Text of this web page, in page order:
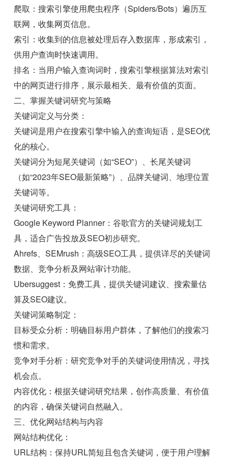
爬取：搜索引擎使用爬虫程序（Spiders/Bots）遍历互
联网，收集网页信息。
索引：收集到的信息被处理后存入数据库，形成索引，
供用户查询时快速调用。
排名：当用户输入查询词时，搜索引擎根据算法对索引
中的网页进行排序，展示最相关、最有价值的页面。
二、掌握关键词研究与策略
关键词定义与分类：
关键词是用户在搜索引擎中输入的查询短语，是SEO优
化的核心。
关键词分为短尾关键词（如“SEO”）、长尾关键词
（如“2023年SEO最新策略”）、品牌关键词、地理位置
关键词等。
关键词研究工具：
Google Keyword Planner：谷歌官方的关键词规划工
具，适合广告投放及SEO初步研究。
Ahrefs、SEMrush：高级SEO工具，提供详尽的关键词
数据、竞争分析及网站审计功能。
Ubersuggest：免费工具，提供关键词建议、搜索量估
算及SEO建议。
关键词策略制定：
目标受众分析：明确目标用户群体，了解他们的搜索习
惯和需求。
竞争对手分析：研究竞争对手的关键词使用情况，寻找
机会点。
内容优化：根据关键词研究结果，创作高质量、有价值
的内容，确保关键词自然融入。
三、优化网站结构与内容
网站结构优化：
URL结构：保持URL简短且包含关键词，便于用户理解